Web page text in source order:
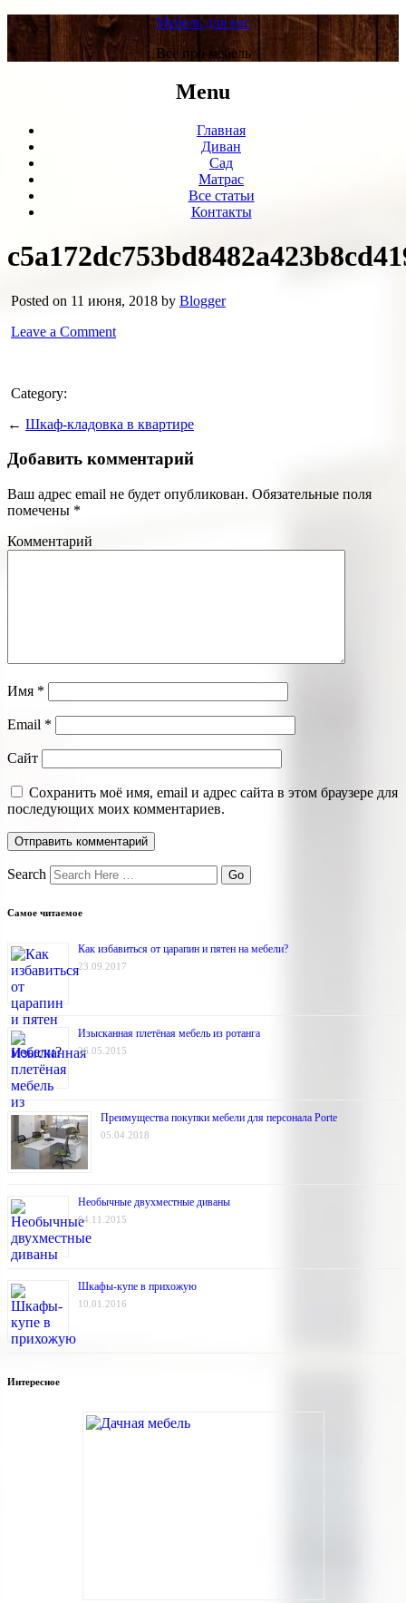
Мебель для вас
Все про мебель
Menu
Главная
Диван
Сад
Матрас
Все статьи
Контакты
Posted on 11 июня, 2018 by Blogger
Leave a Comment
Category:
← Шкаф-кладовка в квартире
Добавить комментарий
Ваш адрес email не будет опубликован. Обязательные поля
помечены *
Комментарий
Имя *
Email *
Сайт
Сохранить моё имя, email и адрес сайта в этом браузере для
последующих моих комментариев.
Search
Самое читаемое
Как избавиться от царапин и пятен на мебели?
23.09.2017
Изысканная плетёная мебель из ротанга
26.05.2015
Преимущества покупки мебели для персонала Porte
05.04.2018
Необычные двухместные диваны
04.11.2015
Шкафы-купе в прихожую
10.01.2016
Интересное